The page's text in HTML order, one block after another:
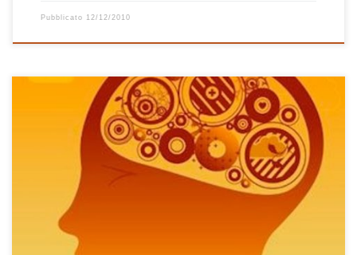
Pubblicato 12/12/2010
Metti una notte (finalmente) calda, metti l’amaca in giardino, metti
le lucciole tutto intorno, una candela accesa al posto della
lampadina, il Macbook con iTunes aperto e mettici anche uno
squarcio di cielo pieno di stelle. E’ nata così ieri sera la playlist di
luglio che ho chiamato Beautiful People […]